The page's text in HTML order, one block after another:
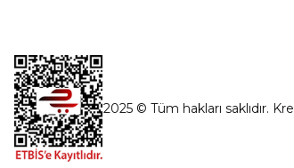
2025 © Tüm hakları saklıdır.